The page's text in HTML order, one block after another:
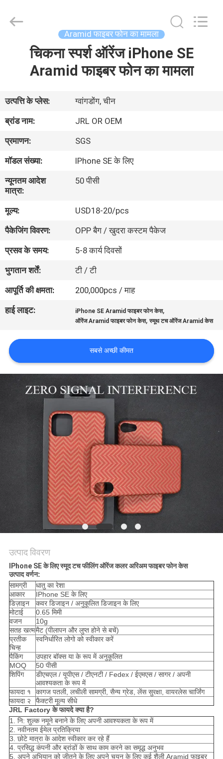
वीडियो
वीआर
शो
हमारे
बारे
में
गुणवत्ता
नियंत्रण
संपर्क
समाचार
मामलों
NEWS
साइटमैप
PRIVACY
POLICY
Technology
Aramid फाइबर फोन का मामला
चिकना स्पर्श ऑरेंज iPhone SE
Aramid फाइबर फोन का मामला
उत्पत्ति के प्लेस:
ग्वांगडोंग, चीन
ब्रांड नाम:
JRL OR OEM
प्रमाणन:
SGS
मॉडल संख्या:
IPhone SE के लिए
न्यूनतम आदेश
मात्रा:
50 पीसी
मूल्य:
USD18-20/pcs
पैकेजिंग विवरण:
OPP बैग / खुदरा कस्टम पैकेज
प्रसव के समय:
5-8 कार्य दिवसों
भुगतान शर्तें:
टी / टी
आपूर्ति की क्षमता:
200,000pcs / माह
हाई लाइट:
iPhone SE Aramid फाइबर फोन केस,
ऑरेंज Aramid फाइबर फोन केस,स्मूथ टच ऑरेंज Aramid केस
सबसे अच्छी कीमत
उत्पाद विवरण
IPhone SE के लिए स्मूद टच फीलिंग ऑरेंज कलर अरिअम फाइबर फोन केस
उत्पाद वर्णन:
सामग्री
धातु का रेशा
आकार
IPhone SE के लिए
डिज़ाइन
कवर डिजाइन / अनुकूलित डिजाइन के लिए
मोटाई
0.65 मिमी
वजन
10g
सतह खत्ममैट (पीलापन और लुप्त होने से बचें)
प्रतीक
चिन्ह
स्वनिर्धारित लोगो को स्वीकार करें
पैकिंग
उपहार बॉक्स या के रूप में अनुकूलित
MOQ
50 पीसी
शिपिंग
डीएचएल / यूपीएस / टीएनटी / Fedex / ईएमएस / सागर / अपनी
आवश्यकता के रूप में
फायदा १
कागज पतली, लचीली सामग्री, सैन्य ग्रेड, लेंस सुरक्षा, वायरलेस चार्जिंग
फायदा २
फैक्टरी मूल्य सीधे
JRL Factory के फायदे क्या है?
1. नि: शुल्क नमूने बनाने के लिए अपनी आवश्यकता के रूप में
2. नवीनतम ईमेल प्रतिक्रिया
3. छोटे मात्रा के आदेश स्वीकार कर रहे हैं
4. प्रसिद्ध कंपनी और ब्रांडों के साथ काम करने का समृद्ध अनुभव
5. अपने अभियान को जीतने के लिए अपने चयन के लिए कई शैली Aramid फाइबर